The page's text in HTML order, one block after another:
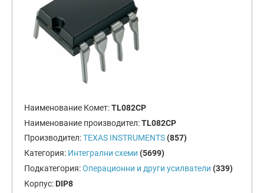
Наименование Комет:TL082CP
Наименование производител:TL082CP
Производител:TEXAS INSTRUMENTS (857)
Категория: Интегрални схеми (5699)
Подкатегория:Операционни и други усилватели (339)
Корпус: DIP8